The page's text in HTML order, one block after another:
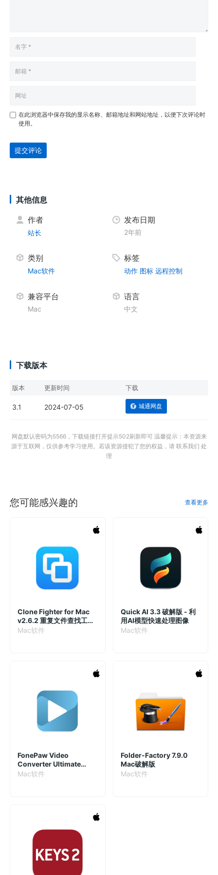
在此浏览器中保存我的显示名称、邮箱地址和网站地址，以便下次评论时
使用。
提交评论
其他信息
作者
站长
发布日期
2年前
类别
Mac软件
标签
动作 图标 远程控制
兼容平台
Mac
语言
中文
下载版本
版本 更新时间 下载
3.1 2024-07-05 城通网盘
网盘默认密码为5566，下载链接打开提示502刷新即可 温馨提示：本资源来
源于互联网，仅供参考学习使用。若该资源侵犯了您的权益，请 联系我们 处
理
您可能感兴趣的 查看更多
Clone Fighter for Mac
v2.6.2 重复文件查找工具
中文版
Mac软件
Quick AI 3.3 破解版 - 利
用AI模型快速处理图像
Mac软件
FonePaw Video
Converter Ultimate
10.6.0.19996 破解版 - 从
Mac软件
Folder-Factory 7.9.0
Mac破解版
Mac软件